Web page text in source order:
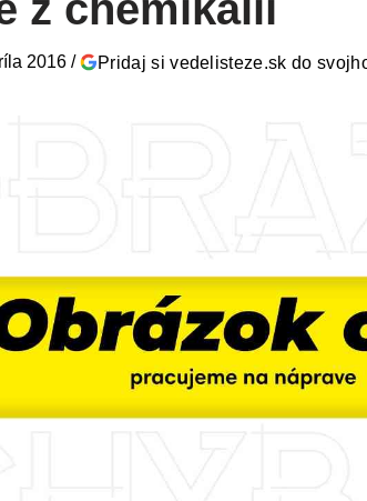
2016 / Pridaj si vedelisteze.sk do